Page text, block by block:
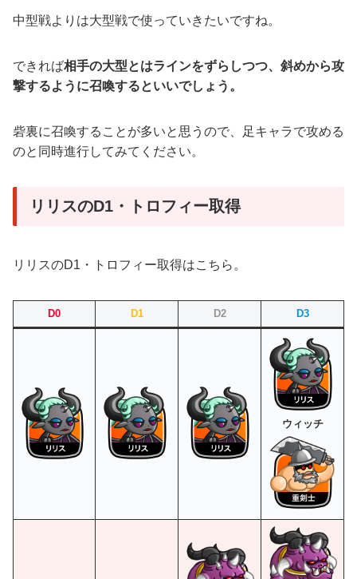
中型戦よりは大型戦で使っていきたいですね。
できれば相手の大型とはラインをずらしつつ、斜めから攻
撃するように召喚するといいでしょう。
砦裏に召喚することが多いと思うので、足キャラで攻める
のと同時進行してみてください。
リリスのD1・トロフィー取得
リリスのD1・トロフィー取得はこちら。
D0 D1 D2 D3
ウィッチ